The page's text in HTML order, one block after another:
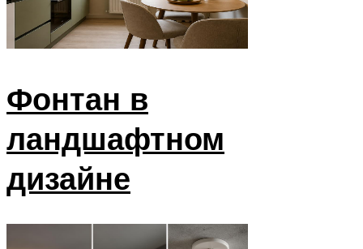
Фонтан в
ландшафтном
дизайне